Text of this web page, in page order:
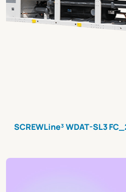
SCREWLine³ WDAT-SL3